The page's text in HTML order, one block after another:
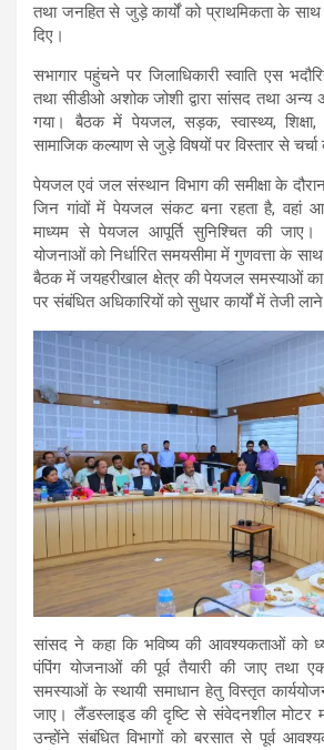
तथा जनहित से जुड़े कार्यों को प्राथमिकता के
दिए।
सभागार पहुंचने पर जिलाधिकारी स्वाति एस
तथा सीडीओ अशोक जोशी द्वारा सांसद तथा अन्य
गया। बैठक में पेयजल, सड़क, स्वास्थ्य,
सामाजिक कल्याण से जुड़े विषयों पर विस्तार से चर्चा
पेयजल एवं जल संस्थान विभाग की समीक्षा के
जिन गांवों में पेयजल संकट बना रहता है, वहां
माध्यम से पेयजल आपूर्ति सुनिश्चित की
योजनाओं को निर्धारित समयसीमा में गुणवत्ता के
बैठक में जयहरीखाल क्षेत्र की पेयजल समस्याओं का
पर संबंधित अधिकारियों को सुधार कार्यों में तेजी
सांसद ने कहा कि भविष्य की आवश्यकताओं को
पंपिंग योजनाओं की पूर्व तैयारी की जाए तथा
समस्याओं के स्थायी समाधान हेतु विस्तृत
जाए। लैंडस्लाइड की दृष्टि से संवेदनशील मोटर
उन्होंने संबंधित विभागों को बरसात से पूर्व